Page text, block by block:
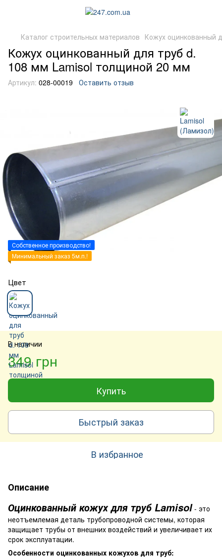
Каталог строительных материалов Кожух оцинкованный
Кожух оцинкованный для труб d.
108 мм Lamisol толщиной 20 мм
Артикул: 028-00019 Оставить отзыв
Собственное производство!
Минимальный заказ 5м.п.!
Цвет
В наличии
349 грн
Купить
Быстрый заказ
В избранное
Описание
Оцинкованный кожух для труб Lamisol- это
неотъемлемая деталь трубопроводной системы, которая
защищает трубы от внешних воздействий и увеличивает их
срок эксплуатации.
Особенности оцинкованных кожухов для труб: